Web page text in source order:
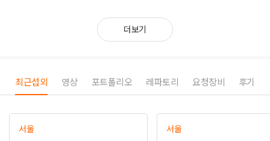
믿고 함께 해주심에 감사합니다.
더보기
최근섭외 영상 포트폴리오 레파토리 요청장비 후기
서울 서울